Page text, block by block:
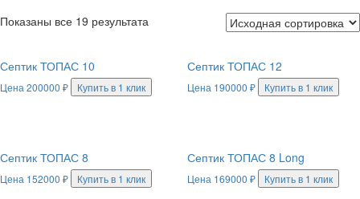
Показаны все 19 результата
Септик ТОПАС 10
Цена 200000 ₽ Купить в 1 клик
Септик ТОПАС 12
Цена 190000 ₽ Купить в 1 клик
Септик ТОПАС 8
Цена 152000 ₽ Купить в 1 клик
Септик ТОПАС 8 Long
Цена 169000 ₽ Купить в 1 клик